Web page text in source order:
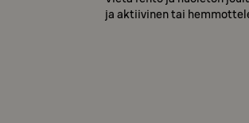
ja aktiivinen tai